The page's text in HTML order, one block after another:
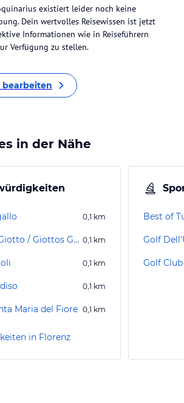
existiert leider noch keine
Dein wertvolles Reisewissen ist jetzt
Informationen wie in Reiseführern
Verfügung zu stellen.
bearbeiten
in der Nähe
0,1 km
Campanile di Giotto / Giottos Glockenturm 0,1 km
0,1 km
0,1 km
Maria del Fiore 0,1 km
in Florenz
Best of
Golf
Golf